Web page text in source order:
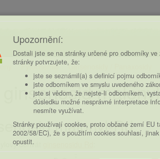
Fytochemie Ginsenosidy / Panaxosidy
ginsenosid
malonyl-Rd
derivát
Upozornění:
Dostali jste se na stránky určené pro odborníky
stránky potvrzujete, že:
jste se seznámil(a) s definicí pojmu
jste odborníkem ve smyslu uvedeného
jste si vědom, že nejste-li odborníkem,
důsledku možné nesprávné interpretace
nesmíte využívat.
Stránky používají cookies, proto občané zemí EU
2002/58/EC), že s použitím cookies souhlasí,
opustit.